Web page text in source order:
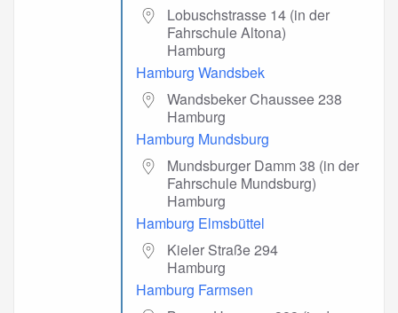
Lobuschstrasse 14 (in der
Fahrschule Altona)
Hamburg
Hamburg Wandsbek
Wandsbeker Chaussee 238
Hamburg
Hamburg Mundsburg
Mundsburger Damm 38 (in der
Fahrschule Mundsburg)
Hamburg
Hamburg Elmsbüttel
Kieler Straße 294
Hamburg
Hamburg Farmsen